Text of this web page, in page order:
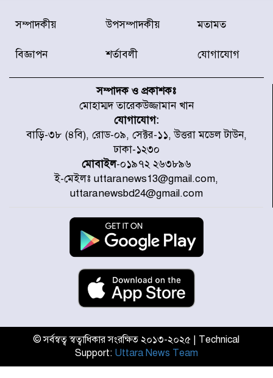
রাজধানীর উত্তরা আঞ্চলিক পাসপোর্ট
সদস্যকে বিভিন্ন মেয়াদে সাজা প্রদান
করেছে র‌্যাব-১
হরমুজ প্রণালি নিয়ে ওমানের সঙ্গে চুক্তি
চূড়ান্ত পর্যায়ে : ইরান
প্রত্যেক অপরাধীর বিচার এ দেশেই
হবে, সে যত শক্তিশালীই হোক না কেন,
চট্টগ্রামে জুলাই গণঅভ্যুত্থান দিবসে
প্রতিমন্ত্রী মীর হেলাল
আগামী ৫ দিন বৃষ্টির আভাস
হাসিনার বক্তব্য প্রচারে ভারতের সমর্থন
নেই
জুলাই গণঅভ্যুত্থানে আহত যোদ্ধা
উত্তরায় জুলাই গণঅভ্যুত্থানের ৯২
সম্পাদকীয় উপসম্পাদকীয় মতামত
বিজ্ঞাপন শর্তাবলী যোগাযোগ
সম্পাদক ও প্রকাশকঃ
মোহাম্মদ তারেকউজ্জামান খান
যোগাযোগ:
বাড়ি-৩৮ (৪বি), রোড-০৯, সেক্টর-১১, উত্তরা মডেল টাউন,
ঢাকা-১২৩০
মোবাইল-০১৯৭২ ২৬৩৮৯৬
ই-মেইলঃ uttaranews13@gmail.com,
uttaranewsbd24@gmail.com
© সর্বস্বত্ব স্বত্বাধিকার সংরক্ষিত ২০১৩-২০২৫ | Technical
Support: Uttara News Team